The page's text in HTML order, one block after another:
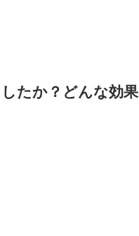
たか？どんな効果